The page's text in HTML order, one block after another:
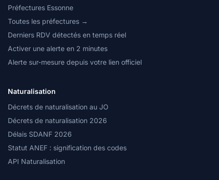
Préfectures Essonne
Toutes les préfectures →
Derniers RDV détectés en temps réel
Activer une alerte en 2 minutes
Alerte sur-mesure depuis votre lien officiel
Naturalisation
Décrets de naturalisation au JO
Décrets de naturalisation 2026
Délais SDANF 2026
Statut ANEF : signification des codes
API Naturalisation